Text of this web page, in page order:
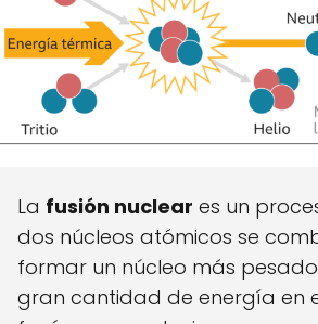
La fusión nuclear es un
dos núcleos atómicos se
formar un núcleo más
gran cantidad de energía en